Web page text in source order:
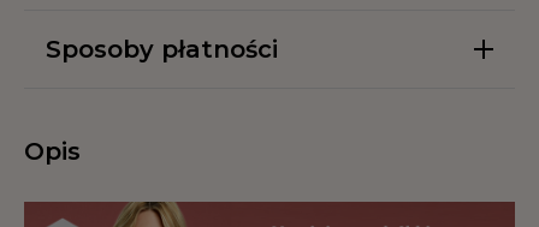
Sposoby płatności
Opis